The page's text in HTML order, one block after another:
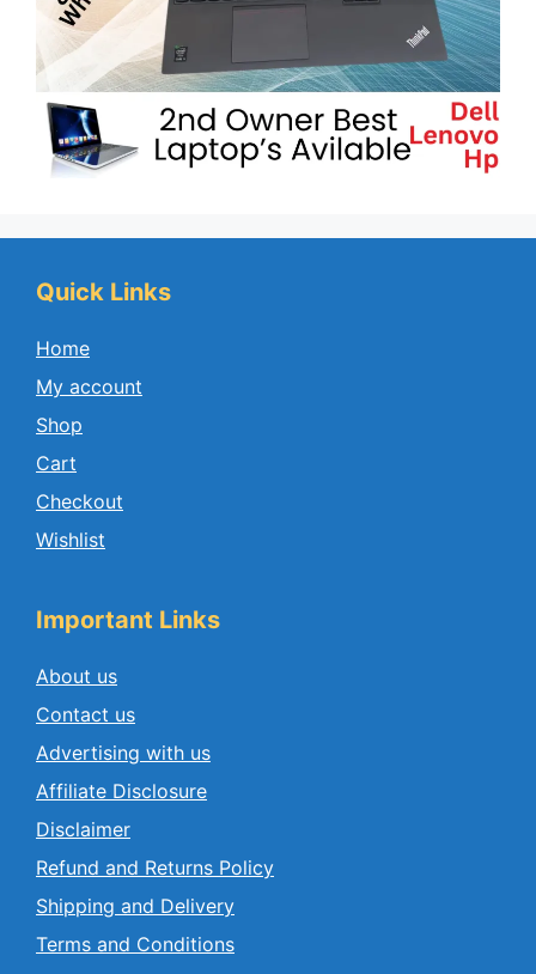
Quick Links
Home
My account
Shop
Cart
Checkout
Wishlist
Important Links
About us
Contact us
Advertising with us
Affiliate Disclosure
Disclaimer
Refund and Returns Policy
Shipping and Delivery
Terms and Conditions